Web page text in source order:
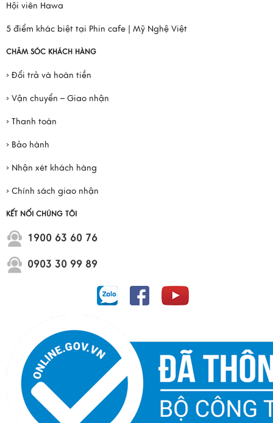
Hội viên Hawa
5 điểm khác biệt tại Phin cafe | Mỹ Nghệ Việt
CHĂM SÓC KHÁCH HÀNG
› Đổi trả và hoàn tiền
› Vận chuyển – Giao nhận
› Thanh toán
› Bảo hành
› Nhận xét khách hàng
› Chính sách giao nhận
KẾT NỐI CHÚNG TÔI
1900 63 60 76
0903 30 99 89